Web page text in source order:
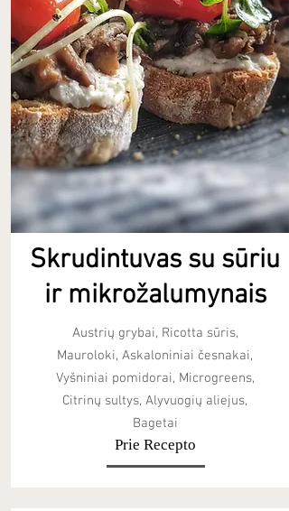
Skrudintuvas su sūriu
ir mikrožalumynais
Austrių grybai, Ricotta sūris,
Mauroloki, Askaloniniai česnakai,
Vyšniniai pomidorai, Microgreens,
Citrinų sultys, Alyvuogių aliejus,
Bagetai
Prie Recepto